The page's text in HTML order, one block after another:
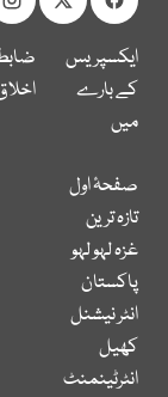
ایکسپریس
کے بارے
میں
صفحۂ اول
تازہ ترین
غزہ لہو لہو
پاکستان
انٹر نیشنل
کھیل
انٹرٹینمنٹ